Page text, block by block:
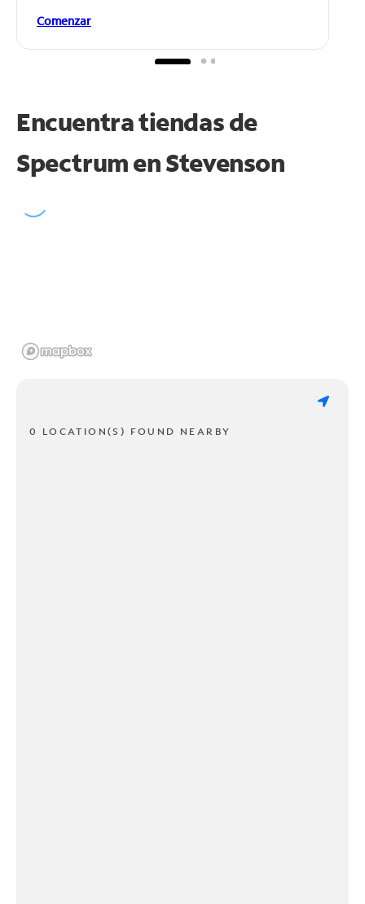
Comenzar
Encuentra tiendas de
Spectrum enStevenson
0 LOCATION(S) FOUND NEARBY